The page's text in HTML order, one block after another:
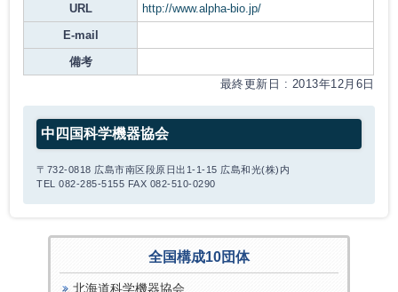
URL
http://www.alpha-bio.jp/
E-mail
備考
最終更新日 : 2013年12月6日
中四国科学機器協会
〒732-0818 広島市南区段原日出1-1-15 広島和光(株)内
TEL 082-285-5155 FAX 082-510-0290
全国構成10団体
北海道科学機器協会